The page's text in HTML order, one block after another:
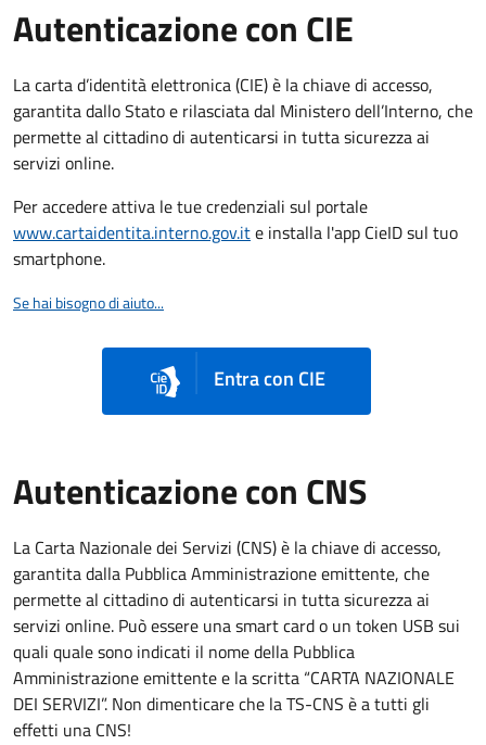
Autenticazione con CIE
La carta d’identità elettronica (CIE) è la chiave di accesso,
garantita dallo Stato e rilasciata dal Ministero dell’Interno, che
permette al cittadino di autenticarsi in tutta sicurezza ai
servizi online.
Per accedere attiva le tue credenziali sul portale
www.cartaidentita.interno.gov.ite installa l'app CieID sul tuo
smartphone.
Se hai bisogno di aiuto...
Entra con CIE
Autenticazione con CNS
La Carta Nazionale dei Servizi (CNS) è la chiave di accesso,
garantita dalla Pubblica Amministrazione emittente, che
permette al cittadino di autenticarsi in tutta sicurezza ai
servizi online. Può essere una smart card o un token USB sui
quali quale sono indicati il nome della Pubblica
Amministrazione emittente e la scritta “CARTA NAZIONALE
DEI SERVIZI”. Non dimenticare che la TS-CNS è a tutti gli
effetti una CNS!